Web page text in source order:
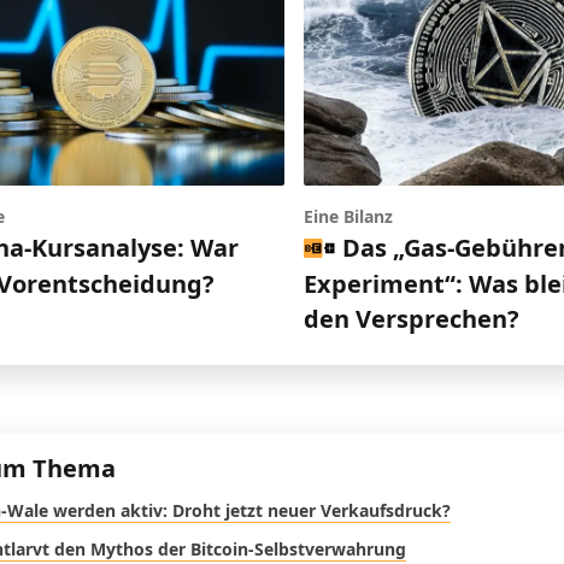
Kursanalyse: War
Eine Bilanz
Das „Gas-
Experiment“: Was
den Versprechen?
Thema
Wale werden aktiv: Droht jetzt neuer Verkaufsdruck?
den Mythos der Bitcoin-Selbstverwahrung